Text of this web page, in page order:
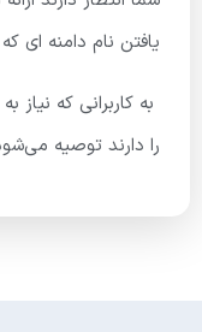
یافتن نام دامنه ای
به کاربرانی که نیاز
را دارند توصیه